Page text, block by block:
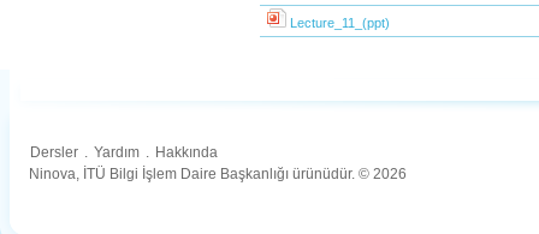
Lecture_11_(ppt)
Dersler . Yardım . Hakkında
Ninova, İTÜ Bilgi İşlem Daire Başkanlığı ürünüdür. © 2026